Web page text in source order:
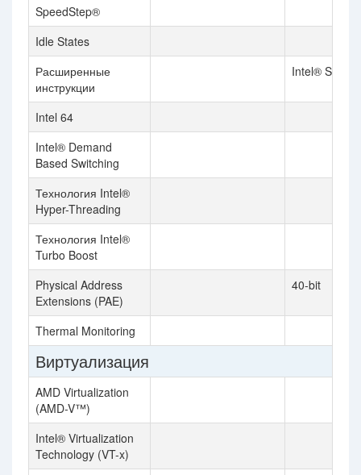
SpeedStep®
Idle States
Расширенные
инструкции
Intel®
Intel 64
Intel® Demand
Based Switching
Технология Intel®
Hyper-Threading
Технология Intel®
Turbo Boost
Physical Address
Extensions (PAE)
40-bit
Thermal Monitoring
Виртуализация
AMD Virtualization
(AMD-V™)
Intel® Virtualization
Technology (VT-x)